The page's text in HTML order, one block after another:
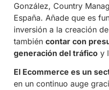
González, Country
España. Añade que es
inversión a la creación
también contar con
generación del tráficoy
El Ecommerce es un
en un continuo auge